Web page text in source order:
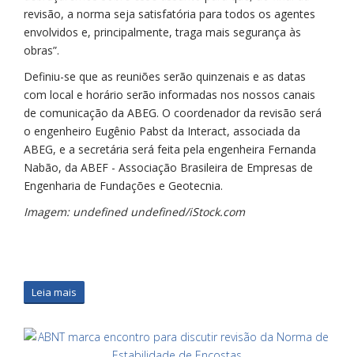
revisão, a norma seja satisfatória para todos os agentes
envolvidos e, principalmente, traga mais segurança às
obras”.
Definiu-se que as reuniões serão quinzenais e as datas
com local e horário serão informadas nos nossos canais
de comunicação da ABEG. O coordenador da revisão será
o engenheiro Eugênio Pabst da Interact, associada da
ABEG, e a secretária será feita pela engenheira Fernanda
Nabão, da ABEF - Associação Brasileira de Empresas de
Engenharia de Fundações e Geotecnia.
Imagem: undefined undefined/iStock.com
Leia mais